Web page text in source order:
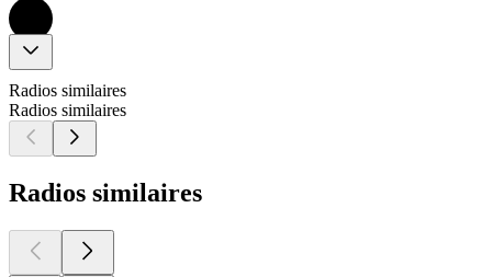
Radios similaires
Radios similaires
Radios similaires